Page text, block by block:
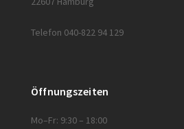
Telefon 040-822 94 129
Öffnungszeiten
Mo–Fr: 9:30 – 18:00